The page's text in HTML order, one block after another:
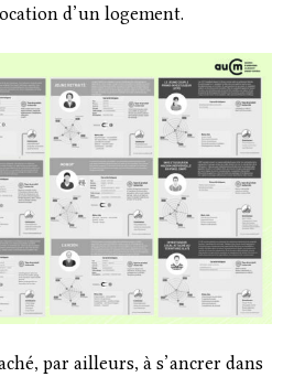
d’un logement.
par ailleurs, à s’ancrer dans